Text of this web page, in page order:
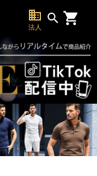
business
法人
search